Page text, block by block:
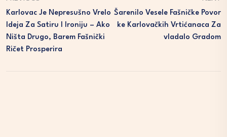
Karlovac Je Nepresušno Vrelo
Ideja Za Satiru I Ironiju – Ako
Ništa Drugo, Barem Fašnički
Ričet Prosperira
Šarenilo Vesele Fašničke Povor
Ke Karlovačkih Vrtićanaca Za
Vladalo Gradom